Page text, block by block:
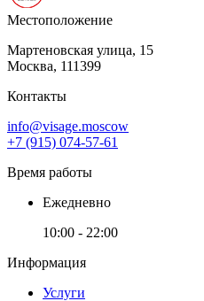
Местоположение
Мартеновская улица, 15
Москва, 111399
Контакты
info@visage.moscow
+7 (915) 074-57-61
Время работы
Ежедневно
10:00 - 22:00
Информация
Услуги